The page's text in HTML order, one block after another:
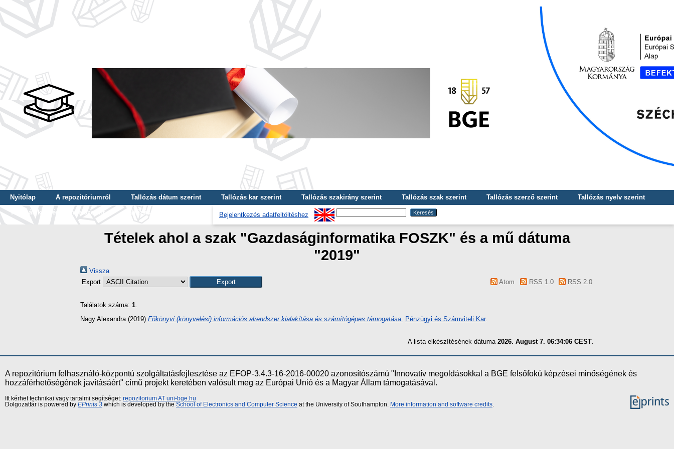
Nyitólap A repozitóriumról Tallózás dátum szerint Tallózás kar szerint Tallózás szakirány szerint Tallózás szak szerint Tallózás szerző szerint
Tallózás nyelv szerint
Tallózás képzés szintje szerint
Tallózás kulcsszó szerint Bejelentkezés adatfeltöltéshez
Tételek ahol a szak "Gazdaságinformatika FOSZK" és a mű dátuma
"2019"
Vissza
Export
Atom RSS 1.0 RSS 2.0
Találatok száma: 1.
Nagy Alexandra (2019) Főkönyvi (könyvelési) információs alrendszer kialakítása és számítógépes támogatása. Pénzügyi és Számviteli Kar.
A lista elkészítésének dátuma 2026. August 7. 06:34:06 CEST
A repozitórium felhasználó-központú szolgáltatásfejlesztése az EFOP-3.4.3-16-2016-00020 azonosítószámú "Innovatív megoldásokkal a BGE felsőfokú képzései minőségének és
hozzáférhetőségének javításáért" című projekt keretében valósult meg az Európai Unió és a Magyar Állam támogatásával.
Itt kérhet technikai vagy tartalmi segítséget: repozitorium AT uni-bge.hu
Dolgozattár is powered by EPrints 3 which is developed by the School of Electronics and Computer Science at the University of Southampton. More information and software credits